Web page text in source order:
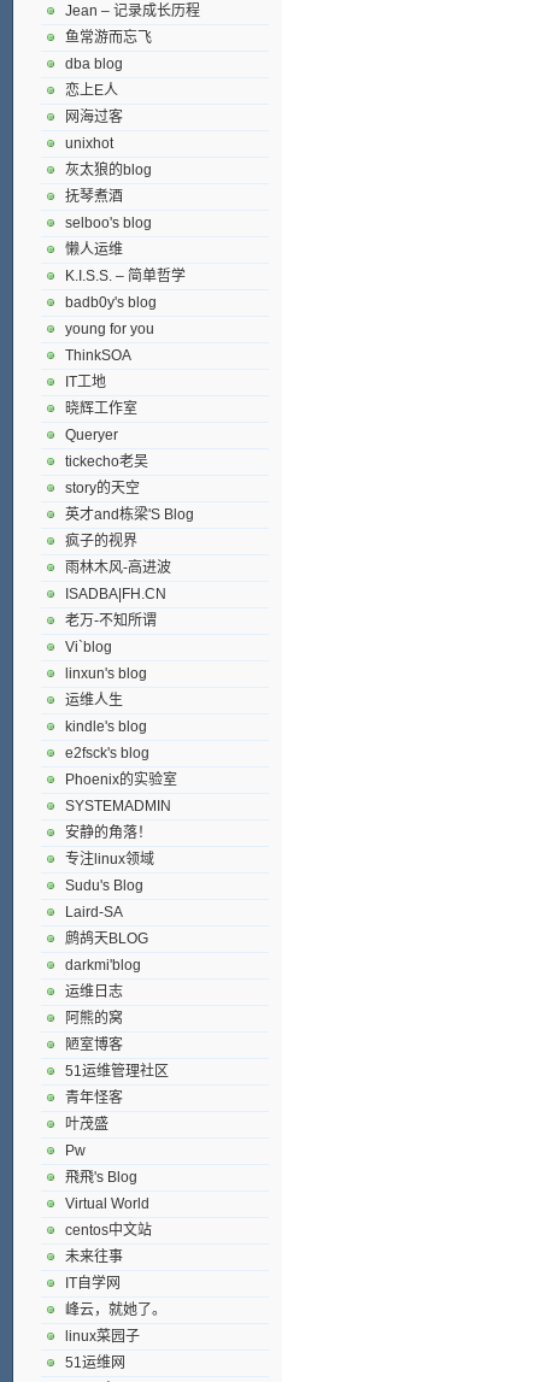
Jean – 记录成长历程
鱼常游而忘飞
dba blog
恋上E人
网海过客
unixhot
灰太狼的blog
抚琴煮酒
selboo's blog
懒人运维
K.I.S.S. – 简单哲学
badb0y's blog
young for you
ThinkSOA
IT工地
晓辉工作室
Queryer
tickecho老吴
story的天空
英才and栋梁'S Blog
疯子的视界
雨林木风-高进波
ISADBA|FH.CN
老万-不知所谓
Vi`blog
linxun's blog
运维人生
kindle's blog
e2fsck's blog
Phoenix的实验室
SYSTEMADMIN
安静的角落！
专注linux领域
Sudu's Blog
Laird-SA
鹧鸪天BLOG
darkmi'blog
运维日志
阿熊的窝
陋室博客
51运维管理社区
青年怪客
叶茂盛
Pw
飛飛's Blog
Virtual World
centos中文站
未来往事
IT自学网
峰云，就她了。
linux菜园子
51运维网